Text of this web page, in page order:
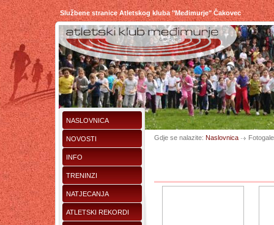
Službene stranice Atletskog kluba "Međimurje" Čakovec
NASLOVNICA
NOVOSTI
INFO
TRENINZI
NATJECANJA
ATLETSKI REKORDI
Gdje se nalazite: Naslovnica